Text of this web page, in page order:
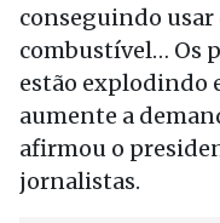
conseguindo
combustível… Os
estão explodindo
aumente a
afirmou o
jornalistas.